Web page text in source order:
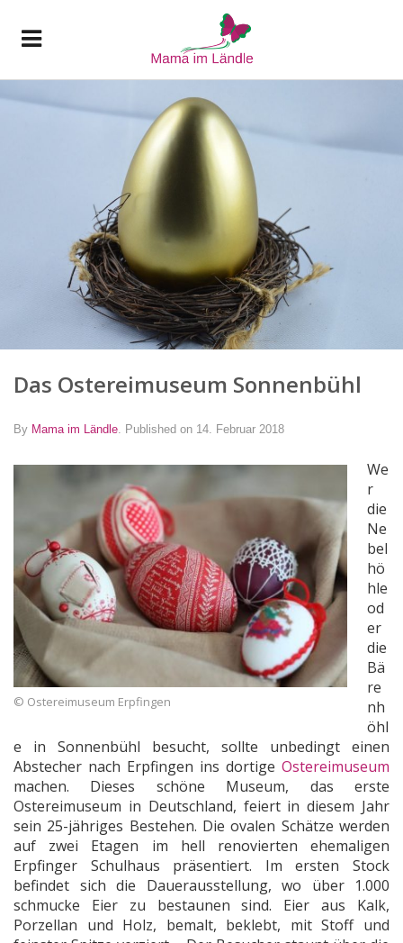
Das Ostereimuseum Sonnenbühl
By Mama im Ländle Published on 14. Februar 2018
© Ostereimuseum Erpfingen
We
r
die
Ne
bel
hö
hle
od
er
die
Bä
re
nh
öhl
e in Sonnenbühl besucht, sollte unbedingt einen
Abstecher nach Erpfingen ins dortige Ostereimuseum
machen. Dieses schöne Museum, das erste
Ostereimuseum in Deutschland, feiert in diesem Jahr
sein 25-jähriges Bestehen. Die ovalen Schätze werden
auf zwei Etagen im hell renovierten ehemaligen
Erpfinger Schulhaus präsentiert. Im ersten Stock
befindet sich die Dauerausstellung, wo über 1.000
schmucke Eier zu bestaunen sind. Eier aus Kalk,
Porzellan und Holz, bemalt, beklebt, mit Stoff und